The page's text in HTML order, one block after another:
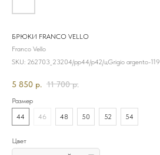
БРЮКИ FRANCO VELLO
Franco Vello
SKU: 262703_23204/рр44/р42/цGrigio argento-119
5 850 р. 11 700 р.
Размер
44
46 48 50 52 54
Цвет